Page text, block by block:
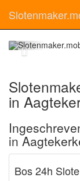
in
in
Bos 24h